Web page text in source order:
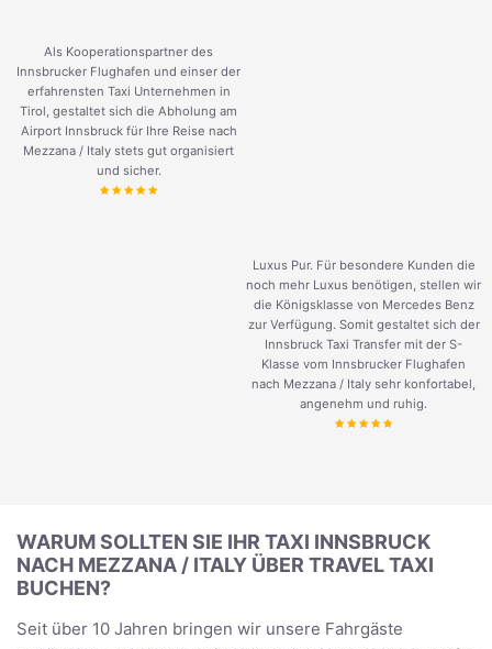
Als Kooperationspartner des
Innsbrucker Flughafen und einser der
erfahrensten Taxi Unternehmen in
Tirol, gestaltet sich die Abholung am
Airport Innsbruck für Ihre Reise nach
Mezzana / Italy stets gut organisiert
und sicher.
Luxus Pur. Für besondere Kunden die
noch mehr Luxus benötigen, stellen wir
die Königsklasse von Mercedes Benz
zur Verfügung. Somit gestaltet sich der
Innsbruck Taxi Transfer mit der S-
Klasse vom Innsbrucker Flughafen
nach Mezzana / Italy sehr konfortabel,
angenehm und ruhig.
WARUM SOLLTEN SIE IHR TAXI INNSBRUCK
NACH MEZZANA / ITALY ÜBER TRAVEL TAXI
BUCHEN?
Seit über 10 Jahren bringen wir unsere Fahrgäste